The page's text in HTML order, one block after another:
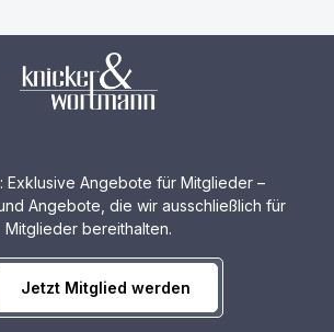
Exklusive Angebote für Mitglieder –
Angebote, die wir ausschließlich für
Mitglieder bereithalten.
Jetzt Mitglied werden